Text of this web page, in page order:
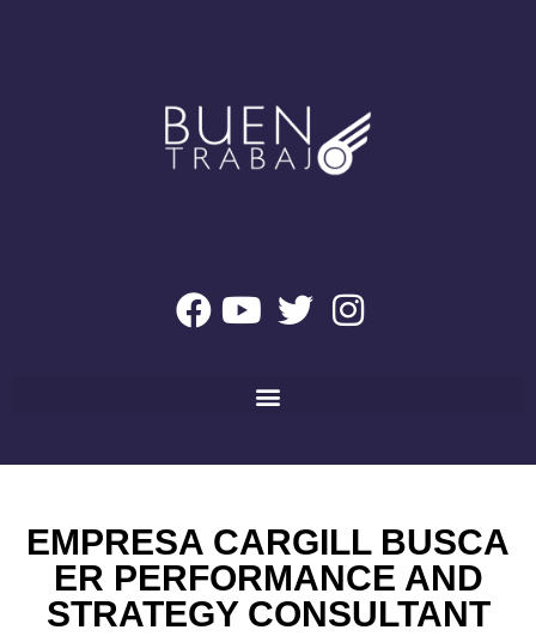
EMPRESA CARGILL BUSCA
ER PERFORMANCE AND
STRATEGY CONSULTANT